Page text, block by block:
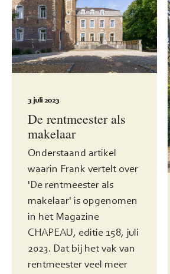
3 juli 2023
De rentmeester als
makelaar
Onderstaand artikel
waarin Frank vertelt over
'De rentmeester als
makelaar' is opgenomen
in het Magazine
CHAPEAU, editie 158, juli
2023. Dat bij het vak van
rentmeester veel meer